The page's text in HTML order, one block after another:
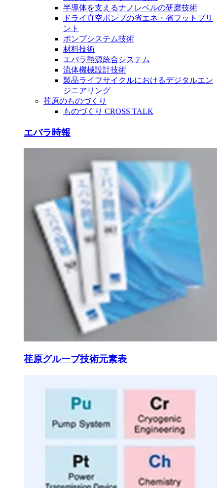
半導体を支えるナノレベルの研磨技術
ドライ真空ポンプの省エネ・省フットプリ
ント
ポンプシステム技術
材料技術
エバラ熱源統合システム
流体機械設計技術
製品ライフサイクルにおけるデジタルエン
ジニアリング
荏原のものづくり
ものづくり CROSS TALK
エバラ時報
荏原グループ技術元素表